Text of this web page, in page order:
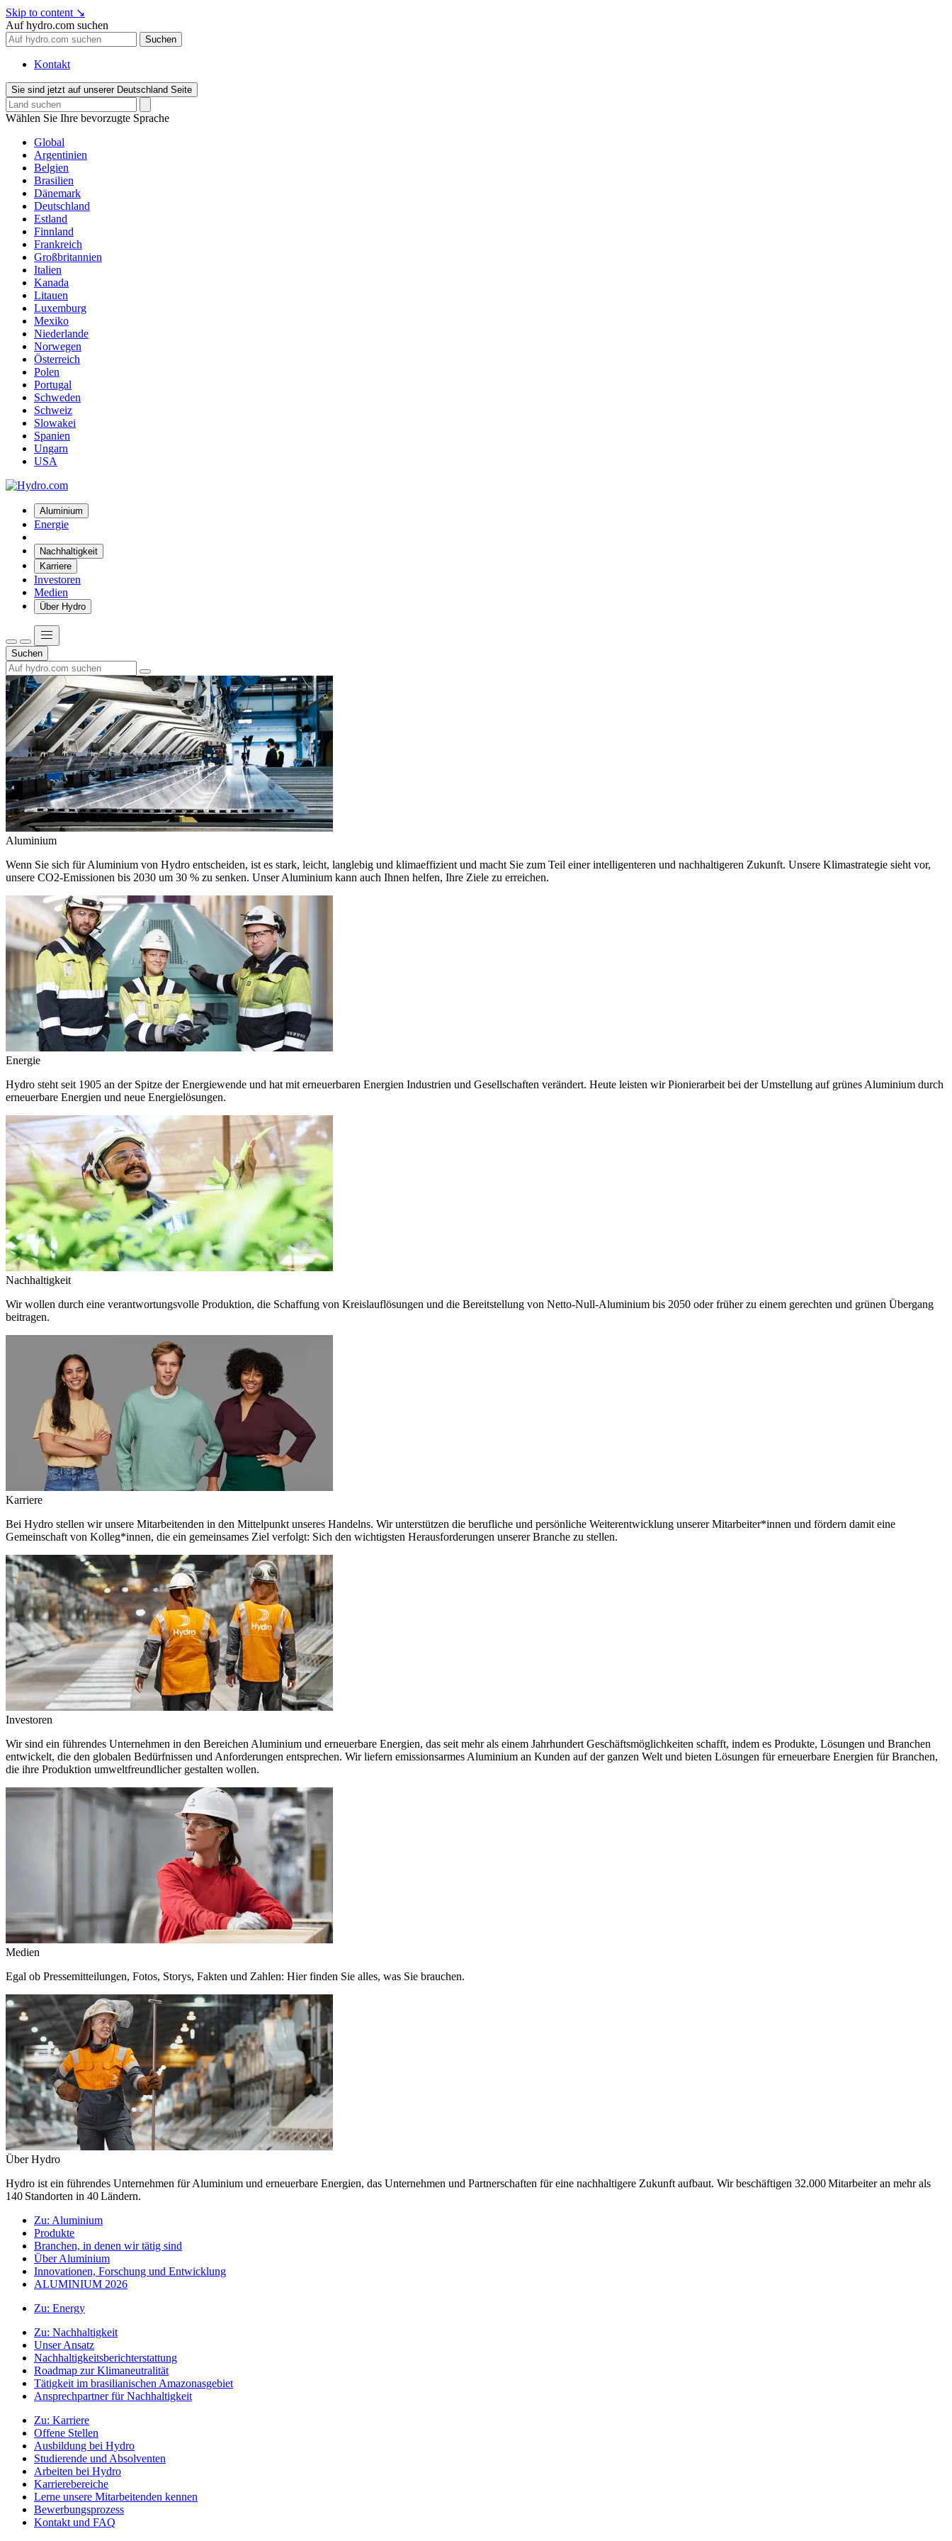
Skip to content ↘
Auf hydro.com suchen
Suchen
Kontakt
Sie sind jetzt auf unserer Deutschland Seite
Wählen Sie Ihre bevorzugte Sprache
Global
Argentinien
Belgien
Brasilien
Dänemark
Deutschland
Estland
Finnland
Frankreich
Großbritannien
Italien
Kanada
Litauen
Luxemburg
Mexiko
Niederlande
Norwegen
Österreich
Polen
Portugal
Schweden
Schweiz
Slowakei
Spanien
Ungarn
USA
Aluminium
Energie
Nachhaltigkeit
Karriere
Investoren
Medien
Über Hydro
Suchen
Aluminium
Wenn Sie sich für Aluminium von Hydro entscheiden, ist es stark, leicht, langlebig und klimaeffizient und macht Sie zum Teil einer intelligenteren und nachhaltigeren Zukunft. Unsere Klimastrategie sieht vor,
unsere CO2-Emissionen bis 2030 um 30 % zu senken. Unser Aluminium kann auch Ihnen helfen, Ihre Ziele zu erreichen.
Energie
Hydro steht seit 1905 an der Spitze der Energiewende und hat mit erneuerbaren Energien Industrien und Gesellschaften verändert. Heute leisten wir Pionierarbeit bei der Umstellung auf grünes Aluminium durch
erneuerbare Energien und neue Energielösungen.
Nachhaltigkeit
Wir wollen durch eine verantwortungsvolle Produktion, die Schaffung von Kreislauflösungen und die Bereitstellung von Netto-Null-Aluminium bis 2050 oder früher zu einem gerechten und grünen Übergang
beitragen.
Karriere
Bei Hydro stellen wir unsere Mitarbeitenden in den Mittelpunkt unseres Handelns. Wir unterstützen die berufliche und persönliche Weiterentwicklung unserer Mitarbeiter*innen und fördern damit eine
Gemeinschaft von Kolleg*innen, die ein gemeinsames Ziel verfolgt: Sich den wichtigsten Herausforderungen unserer Branche zu stellen.
Investoren
Wir sind ein führendes Unternehmen in den Bereichen Aluminium und erneuerbare Energien, das seit mehr als einem Jahrhundert Geschäftsmöglichkeiten schafft, indem es Produkte, Lösungen und Branchen
entwickelt, die den globalen Bedürfnissen und Anforderungen entsprechen. Wir liefern emissionsarmes Aluminium an Kunden auf der ganzen Welt und bieten Lösungen für erneuerbare Energien für Branchen,
die ihre Produktion umweltfreundlicher gestalten wollen.
Medien
Egal ob Pressemitteilungen, Fotos, Storys, Fakten und Zahlen: Hier finden Sie alles, was Sie brauchen.
Über Hydro
Hydro ist ein führendes Unternehmen für Aluminium und erneuerbare Energien, das Unternehmen und Partnerschaften für eine nachhaltigere Zukunft aufbaut. Wir beschäftigen 32.000 Mitarbeiter an mehr als
140 Standorten in 40 Ländern.
Zu: Aluminium
Produkte
Branchen, in denen wir tätig sind
Über Aluminium
Innovationen, Forschung und Entwicklung
ALUMINIUM 2026
Zu: Energy
Zu: Nachhaltigkeit
Unser Ansatz
Nachhaltigkeitsberichterstattung
Roadmap zur Klimaneutralität
Tätigkeit im brasilianischen Amazonasgebiet
Ansprechpartner für Nachhaltigkeit
Zu: Karriere
Offene Stellen
Ausbildung bei Hydro
Studierende und Absolventen
Arbeiten bei Hydro
Karrierebereiche
Lerne unsere Mitarbeitenden kennen
Bewerbungsprozess
Kontakt und FAQ